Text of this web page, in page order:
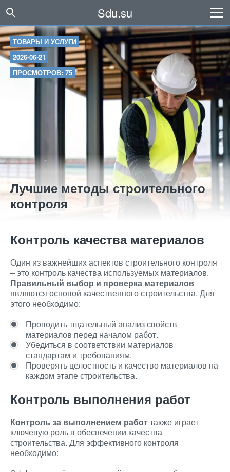
Sdu.su
ТОВАРЫ И УСЛУГИ
2026-06-21
ПРОСМОТРОВ: 75
Лучшие методы строительного
контроля
Контроль качества материалов
Один из важнейших аспектов строительного контроля
– это контроль качества используемых материалов.
Правильный выбор и проверка материалов
являются основой качественного строительства. Для
этого необходимо:
Проводить тщательный анализ свойств
материалов перед началом работ.
Убедиться в соответствии материалов
стандартам и требованиям.
Проверять целостность и качество материалов на
каждом этапе строительства.
Контроль выполнения работ
Контроль за выполнением работтакже играет
ключевую роль в обеспечении качества
строительства. Для эффективного контроля
необходимо: